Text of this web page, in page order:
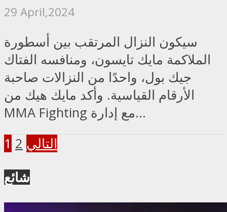
29 April,2024
سيكون النزال المرتقب بين أسطورة
الملاكمة مايك تايسون، ومنافسه الفتاك
جيك بول، واحدًا من النزالات صاحبة
الأرقام القياسية. وأكد مايك هيك من
MMA Fighting مع إدارة...
1 2 التالي
شائع